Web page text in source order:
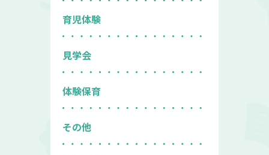
育児体験
見学会
体験保育
その他